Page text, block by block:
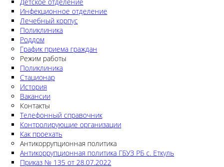
Инфекционное отделение
Лечебный корпус
Поликлиника
Роддом
График приема граждан
Режим работы
Поликлиника
Стационар
История
Вакансии
Контакты
Телефонный справочник
Контролирующие организации
Как проехать
Антикоррупционная политика
Антикоррупционная политика ГБУЗ РБ с. Еткуль
Приказ № 135 от 28.07.2022